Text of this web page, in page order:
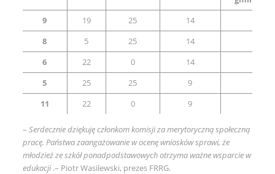
9
19 25 14
8
5 25 14
6
22 0 14
5
25 25 9
11
22 0 9
– Serdecznie dziękuję członkom komisji za merytoryczną społeczną
pracę. Państwa zaangażowanie w ocenę wniosków sprawi, że
młodzież ze szkół ponadpodstawowych otrzyma ważne wsparcie w
edukacji.– Piotr Wasilewski, prezes FRRG.